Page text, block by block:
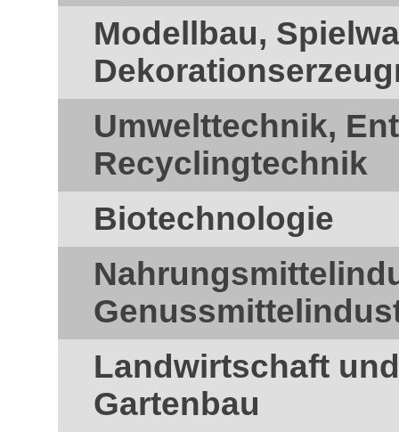
Modellbau,
Umwelttechnik,
Recyclingtechnik
Biotechnologie
Landwirtschaft
Gartenbau